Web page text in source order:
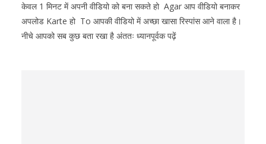
केवल 1 मिनट में अपनी वीडियो को बना सकते हो Agar आप वीडियो बनाकर
अपलोड Karte हो To आपकी वीडियो में अच्छा खासा रिस्पांस आने वाला है।
नीचे आपको सब कुछ बता रखा है अंततः ध्यानपूर्वक पढ़ें